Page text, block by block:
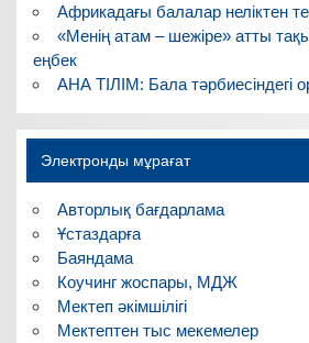
Африкадағы балалар неліктен
«Менің атам – шежіре» атты
еңбек
АНА ТІЛІМ: Бала тәрбиесіндегі
Электронды мұрағат
Авторлық бағдарлама
Ұстаздарға
Баяндама
Коучинг жоспары, МДЖ
Мектеп әкімшілігі
Мектептен тыс мекемелер